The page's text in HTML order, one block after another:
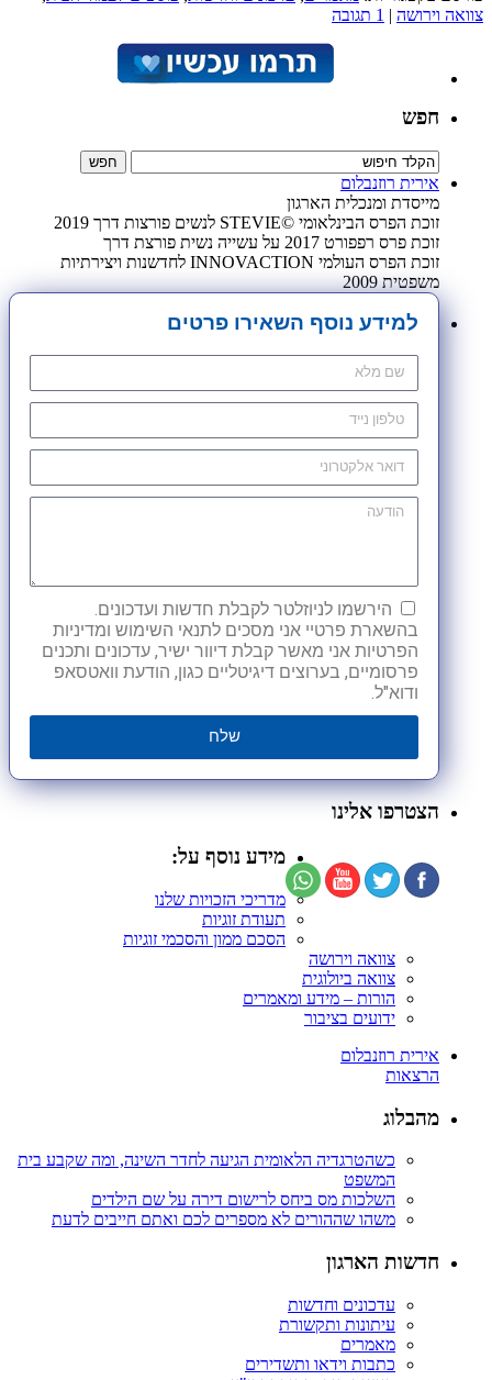
צוואה וירושה | 1 תגובה
חפש
אירית רוזנבלום
מייסדת ומנכלית הארגון
זוכת הפרס הבינלאומי ©STEVIE לנשים פורצות דרך 2019
זוכת פרס רפפורט 2017 על עשייה נשית פורצת דרך
זוכת הפרס העולמי INNOVACTION לחדשנות ויצירתיות
משפטית 2009
למידע נוסף השאירו פרטים
הירשמו לניוזלטר לקבלת חדשות ועדכונים.
בהשארת פרטיי אני מסכים לתנאי השימוש ומדיניות
הפרטיות אני מאשר קבלת דיוור ישיר, עדכונים ותכנים
פרסומיים, בערוצים דיגיטליים כגון, הודעת וואטסאפ
ודוא"ל.
שלח
הצטרפו אלינו
מידע נוסף על:
מדריכי הזכויות שלנו
תעודת זוגיות
הסכם ממון והסכמי זוגיות
צוואה וירושה
צוואה ביולוגית
הורות – מידע ומאמרים
ידועים בציבור
אירית רוזנבלום
הרצאות
מהבלוג
כשהטרגדיה הלאומית הגיעה לחדר השינה, ומה שקבע בית
המשפט
השלכות מס ביחס לרישום דירה על שם הילדים
משהו שההורים לא מספרים לכם ואתם חייבים לדעת
חדשות הארגון
עדכונים וחדשות
עיתונות ותקשורת
מאמרים
כתבות וידאו ותשדירים